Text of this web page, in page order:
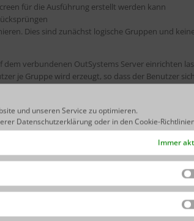
und unseren Service zu optimieren.
Datenschutzerklärung oder in denCookie-
Immer
für die Ausführung erstellt werden kann
Dies sind zunächst logische Gruppen und
verbundenen OutSystems Server einrichten
je Gruppe wird erzeugt, so dass der Benutzer sich
den Workflow Builder geändert werden kann.
verwaltet und bei Bedarf über das “normale”
den Workflow Builder sind ebenfalls möglich.
in einer Live-Demo
Workflow Builder beschäftigt. In seiner Live-Demo